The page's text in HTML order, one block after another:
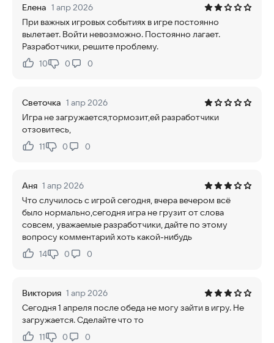
Елена 1 апр 2026
При важных игровых событиях в игре постоянно
вылетает. Войти невозможно. Постоянно лагает.
Разработчики, решите проблему.
Нравится:
10Не нравится:
0 0
Светочка 1 апр 2026
Игра не загружается,тормозит,ей разработчики
отзовитесь,
Нравится:
11Не нравится:
0 0
Аня 1 апр 2026
Что случилось с игрой сегодня, вчера вечером всё
было нормально,сегодня игра не грузит от слова
совсем, уважаемые разработчики, дайте по этому
вопросу комментарий хоть какой-нибудь
Нравится:
14Не нравится:
0 0
Виктория 1 апр 2026
Сегодня 1 апреля после обеда не могу зайти в игру. Не
загружается. Сделайте что то
11 0 0